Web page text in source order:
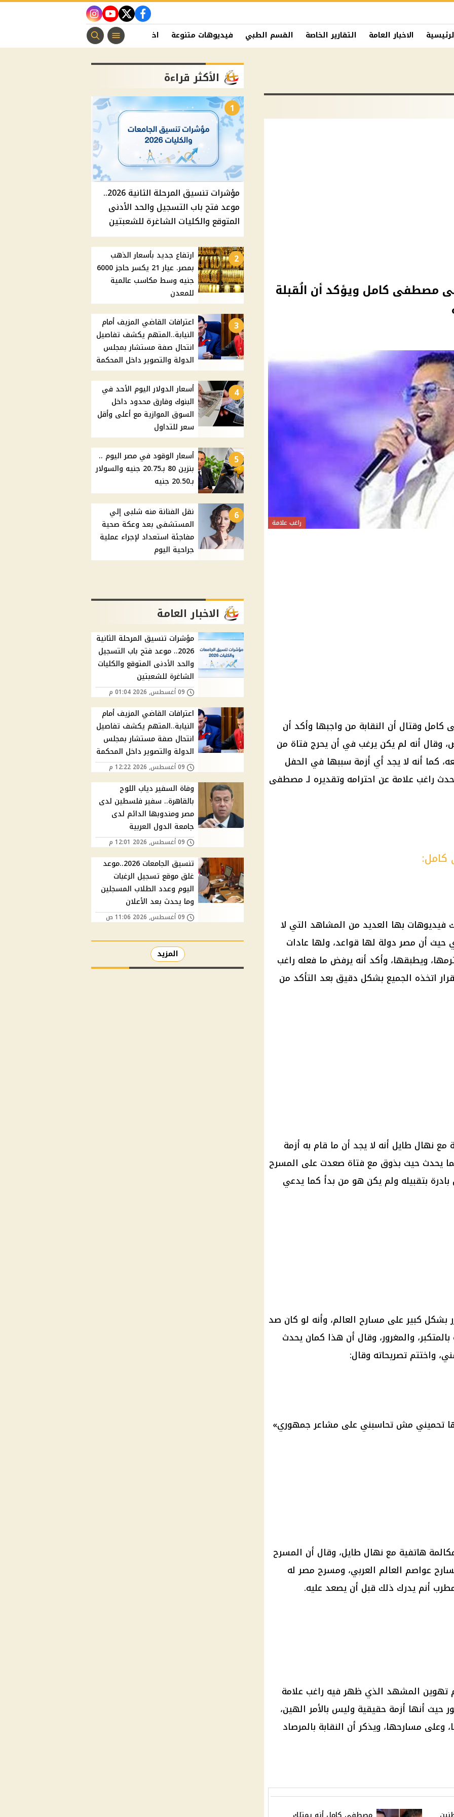
facebook
twitter
youtube
instagram
الاخبار العامة التقارير الخاصة القسم الطبي فيديوهات متنوعة اخبار الفن منوعات مسيحية
مصطفى كامل ويؤكد أن الُقبلة
راغب علامة
وقتال أن النقابة من واجبها وأكد أن
وقال أنه لم يكن يرغب في أن يحرج فتاة من
كما أنه لا يجد أي أزمة سببها في الحفل
راغب علامة عن احترامه وتقديره لـ مصطفى
كامل:
بها العديد من المشاهد التي لا
أن مصر دولة لها قواعد، ولها عادات
ويطبقها، وأكد أنه يرفض ما فعله راغب
اتخذه الجميع بشكل دقيق بعد التأكد من
نهال طايل أنه لا يجد أن ما قام به أزمة
يحدث حيث بذوق مع فتاة صعدت على المسرح
بتقبيله ولم يكن هو من بدأ كما يدعي
بشكل كبير على مسارح العالم، وأنه لو كان صد
والمغرور، وقال أن هذا كمان يحدث
واختتم تصريحاته وقال:
تحميني مش تحاسبني على مشاعر جمهوري»
هاتفية مع نهال طايل، وقال أن المسرح
عواصم العالم العربي، ومسرح مصر له
أنم يدرك ذلك قبل أن يصعد عليه.
تهوين المشهد الذي ظهر فيه راغب علامة
أنها أزمة حقيقية وليس بالأمر الهين،
مسارحها، ويذكر أن النقابة بالمرصاد
الأكثر قراءة
1
مؤشرات تنسيق المرحلة الثانية 2026..
موعد فتح باب التسجيل والحد الأدنى
المتوقع والكليات الشاغرة للشعبتين
2
ارتفاع جديد بأسعار الذهب
بمصر. عيار 21 يكسر حاجز 6000
جنيه وسط مكاسب عالمية
للمعدن
3
اعترافات القاضي المزيف أمام
النيابة..المتهم يكشف تفاصيل
انتحال صفة مستشار بمجلس
الدولة والتصوير داخل المحكمة
4
أسعار الدولار اليوم الأحد في
البنوك وفارق محدود داخل
السوق الموازية مع أعلى وأقل
سعر للتداول
5
أسعار الوقود في مصر اليوم ..
بنزين 80 بـ20.75 جنيه والسولار
بـ20.50 جنيه
6
نقل الفنانة منه شلبى إلي
المستشفى بعد وعكة صحية
مفاجئة استعداد لإجراء عملية
جراحية اليوم
الاخبار العامة
مؤشرات تنسيق المرحلة الثانية
2026.. موعد فتح باب التسجيل
والحد الأدنى المتوقع والكليات
الشاغرة للشعبتين
09 أغسطس, 2026 01:04 م
اعترافات القاضي المزيف أمام
النيابة..المتهم يكشف تفاصيل
انتحال صفة مستشار بمجلس
الدولة والتصوير داخل المحكمة
09 أغسطس, 2026 12:22 م
وفاة السفير دياب اللوح
بالقاهرة.. سفير فلسطين لدى
مصر ومندوبها الدائم لدى
جامعة الدول العربية
09 أغسطس, 2026 12:01 م
تنسيق الجامعات 2026..موعد
غلق موقع تسجيل الرغبات
اليوم وعدد الطلاب المسجلين
وما يحدث بعد الأعلان
09 أغسطس, 2026 11:06 ص
المزيد